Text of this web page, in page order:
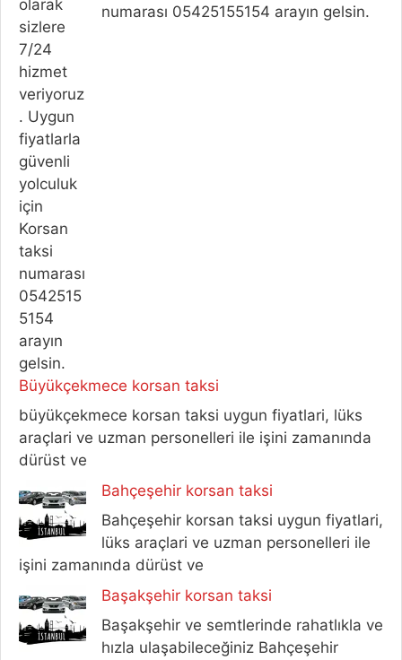
numarası 05425155154 arayın gelsin.
Büyükçekmece korsan taksi
büyükçekmece korsan taksi uygun fiyatlari, lüks
araçlari ve uzman personelleri ile işini zamanında
dürüst ve
Bahçeşehir korsan taksi
Bahçeşehir korsan taksi uygun fiyatlari,
lüks araçlari ve uzman personelleri ile
işini zamanında dürüst ve
Başakşehir korsan taksi
Başakşehir ve semtlerinde rahatlıkla ve
hızla ulaşabileceğiniz Bahçeşehir